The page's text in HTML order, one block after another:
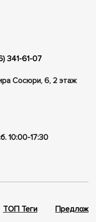
341-61-07
Сосюри, ​​6, 2 этаж
10:00-17:30
ТОП Теги